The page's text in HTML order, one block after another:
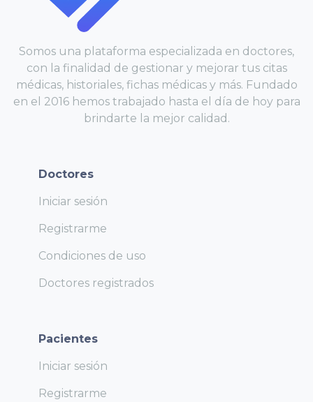
Somos una plataforma especializada en doctores,
con la finalidad de gestionar y mejorar tus citas
médicas, historiales, fichas médicas y más. Fundado
en el 2016 hemos trabajado hasta el día de hoy para
brindarte la mejor calidad.
Doctores
Iniciar sesión
Registrarme
Condiciones de uso
Doctores registrados
Pacientes
Iniciar sesión
Registrarme